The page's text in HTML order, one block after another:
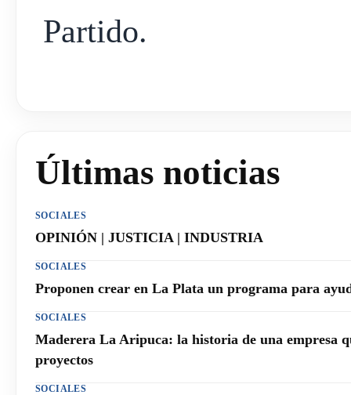
Partido.
Últimas noticias
SOCIALES
OPINIÓN | JUSTICIA | INDUSTRIA
SOCIALES
Proponen crear en La Plata un programa para
SOCIALES
Maderera La Aripuca: la historia de una empresa
proyectos
SOCIALES